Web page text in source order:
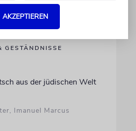
GESTÄNDNISSE
aus der jüdischen Welt
Imanuel Marcus
AKZEPTIEREN